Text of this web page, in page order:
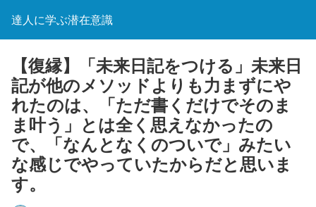
達人に学ぶ潜在意識
【復縁】「未来日記をつける」未来日
記が他のメソッドよりも力まずにや
れたのは、「ただ書くだけでそのま
ま叶う」とは全く思えなかったの
で、「なんとなくのついで」みたい
な感じでやっていたからだと思いま
す。